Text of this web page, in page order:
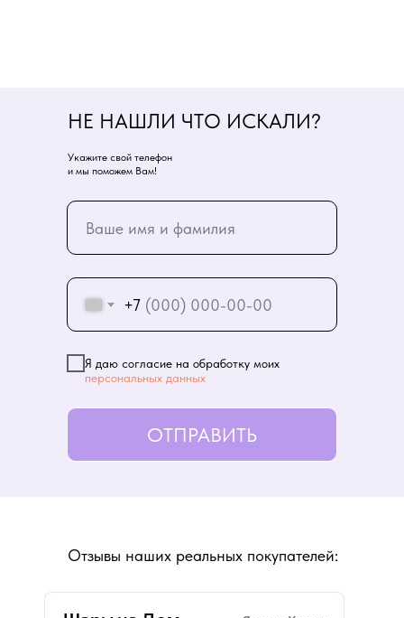
+7
Я даю согласие на обработку моих
персональных данных
ОТПРАВИТЬ
НЕ НАШЛИ ЧТО ИСКАЛИ?
Укажите свой телефон
и мы поможем Вам!
Отзывы наших реальных покупателей: